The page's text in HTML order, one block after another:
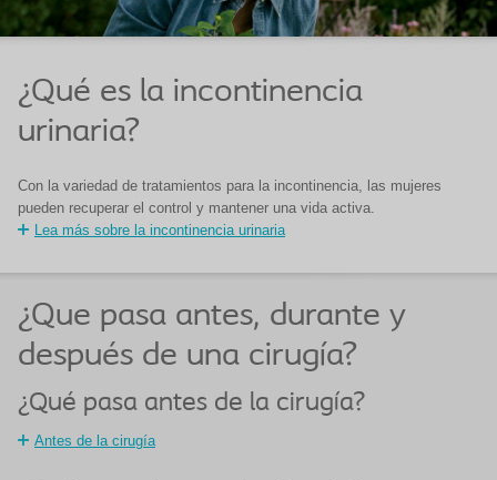
¿Qué es la incontinencia
urinaria?
Con la variedad de tratamientos para la incontinencia, las mujeres
pueden recuperar el control y mantener una vida activa.
Lea más sobre la incontinencia urinaria
¿Que pasa antes, durante y
después de una cirugía?
¿Qué pasa antes de la cirugía?
Antes de la cirugía